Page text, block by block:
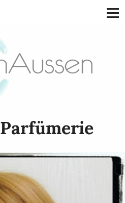
Parfümerie